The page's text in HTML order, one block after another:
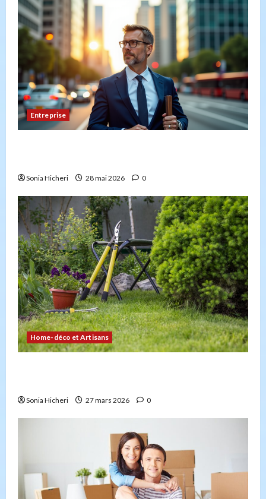
Entreprise
Sonia Hicheri 28 mai 2026 0
Home-déco et Artisans
Sonia Hicheri 27 mars 2026 0